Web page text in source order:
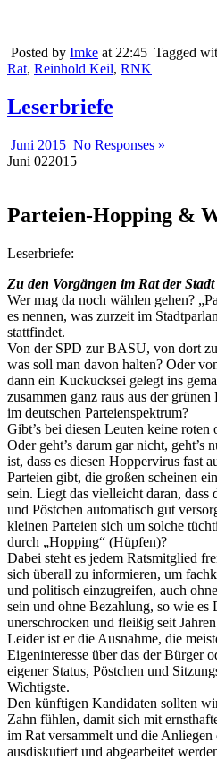
Posted by Imke at 22:45 Tagged
Rat, Reinhold Keil, RNK
Leserbriefe
Juni 2015 No Responses »
Juni 022015
Parteien-Hopping &
Leserbriefe:
Zu den Vorgängen im Rat der
Wer mag da noch wählen gehen?
es nennen, was zurzeit im
stattfindet.
Von der SPD zur BASU, von dort
was soll man davon halten? Oder
dann ein Kuckucksei gelegt ins
zusammen ganz raus aus der
im deutschen Parteienspektrum?
Gibt’s bei diesen Leuten keine
Oder geht’s darum gar nicht, geht’s
ist, dass es diesen Hoppervirus fast
Parteien gibt, die großen scheinen
sein. Liegt das vielleicht daran, dass
und Pöstchen automatisch gut
kleinen Parteien sich um solche
durch „Hopping“ (Hüpfen)?
Dabei steht es jedem Ratsmitglied
sich überall zu informieren, um
und politisch einzugreifen, auch
sein und ohne Bezahlung, so wie
unerschrocken und fleißig seit
Leider ist er die Ausnahme, die
Eigeninteresse über das der Bürger
eigener Status, Pöstchen und
Wichtigste.
Den künftigen Kandidaten sollten
Zahn fühlen, damit sich mit
im Rat versammelt und die
ausdiskutiert und abgearbeitet